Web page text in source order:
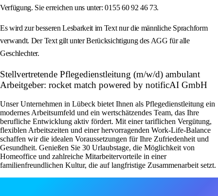
Verfügung. Sie erreichen uns unter: 0155 60 92 46 73.
Es wird zur besseren Lesbarkeit im Text nur die männliche Sprachform
verwandt. Der Text gilt unter Berücksichtigung des AGG für alle
Geschlechter.
Stellvertretende Pflegedienstleitung (m/w/d) ambulant
Arbeitgeber: rocket match powered by notificAI GmbH
Unser Unternehmen in Lübeck bietet Ihnen als Pflegedienstleitung ein
modernes Arbeitsumfeld und ein wertschätzendes Team, das Ihre
berufliche Entwicklung aktiv fördert. Mit einer tariflichen Vergütung,
flexiblen Arbeitszeiten und einer hervorragenden Work-Life-Balance
schaffen wir die idealen Voraussetzungen für Ihre Zufriedenheit und
Gesundheit. Genießen Sie 30 Urlaubstage, die Möglichkeit von
Homeoffice und zahlreiche Mitarbeitervorteile in einer
familienfreundlichen Kultur, die auf langfristige Zusammenarbeit setzt.